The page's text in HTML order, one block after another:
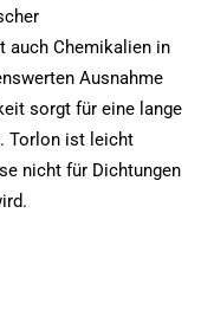
auch Chemikalien in
Ausnahme
sorgt für eine lange
Torlon ist leicht
nicht für Dichtungen